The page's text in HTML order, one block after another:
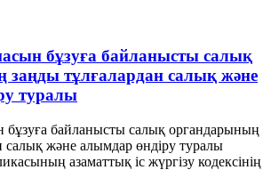
бұзуға байланысты салық
заңды тұлғалардан салық және
туралы
бұзуға байланысты салық органдарының
салық және алымдар өндіру туралы
азаматтық іс жүргізу кодексінің